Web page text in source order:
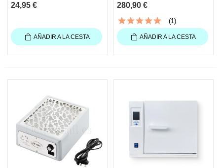
24,95 €
AÑADIR A LA CESTA
280,90 €
(1)
AÑADIR A LA CESTA